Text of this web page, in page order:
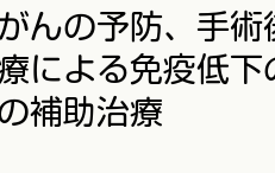
んの予防、手術
による免疫低下
補助治療